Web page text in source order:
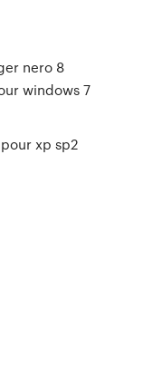
nero 8
windows 7
xp sp2